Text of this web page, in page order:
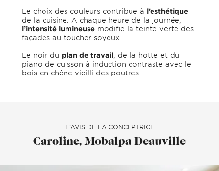
Le choix des couleurs contribue à l’esthétique
de la cuisine. A chaque heure de la journée,
l’intensité lumineusemodifie la teinte verte des
façadesau toucher soyeux.
Le noir du plan de travail, de la hotte et du
piano de cuisson à induction contraste avec le
bois en chêne vieilli des poutres.
L’AVIS DE LA CONCEPTRICE
Caroline, Mobalpa Deauville